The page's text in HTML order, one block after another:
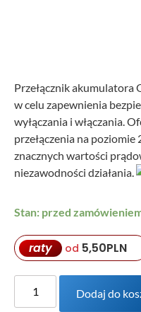
Przełącznik akumulatora
w celu zapewnienia
wyłączania i włączania.
przełączenia na poziomie
znacznych wartości
niezawodności działania.
Stan: przed
raty od 5,50PLN
Dodaj do